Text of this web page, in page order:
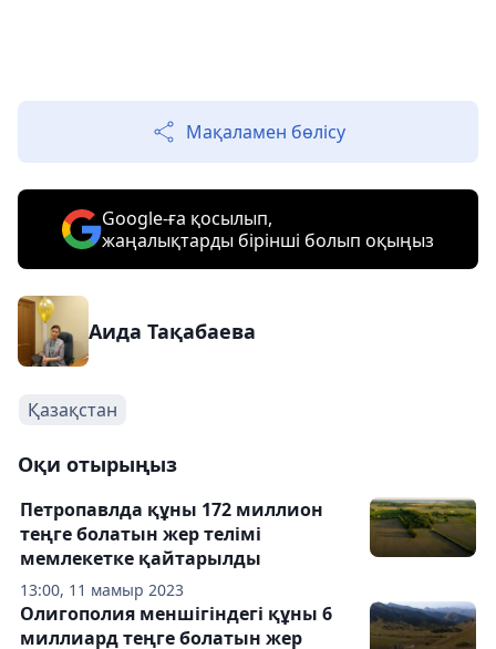
Мақаламен бөлісу
Google-ға қосылып,
жаңалықтарды бірінші болып оқыңыз
Аида Тақабаева
Қазақстан
Оқи отырыңыз
13:00, 11 мамыр 2023
Петропавлда құны 172 миллион
теңге болатын жер телімі
мемлекетке қайтарылды
Олигополия меншігіндегі құны 6
миллиард теңге болатын жер